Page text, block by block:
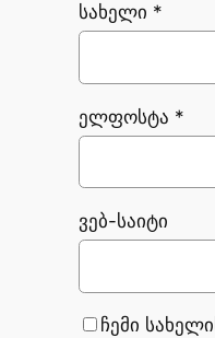
სახელი *
ელფოსტა *
ვებ-საიტი
ჩემი